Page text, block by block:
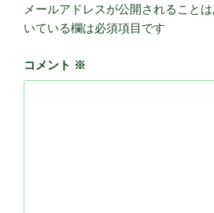
メールアドレスが公開されることは
いている欄は必須項目です
コメント ※